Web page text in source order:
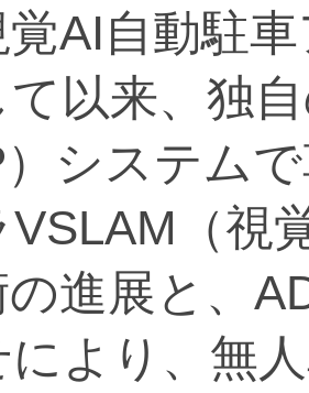
AI自動駐
て以来、独
）システム
（視
の進展と、
より、無